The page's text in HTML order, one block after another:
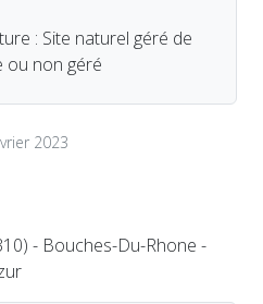
: Site naturel géré de
ou non géré
2023
- Bouches-Du-Rhone -